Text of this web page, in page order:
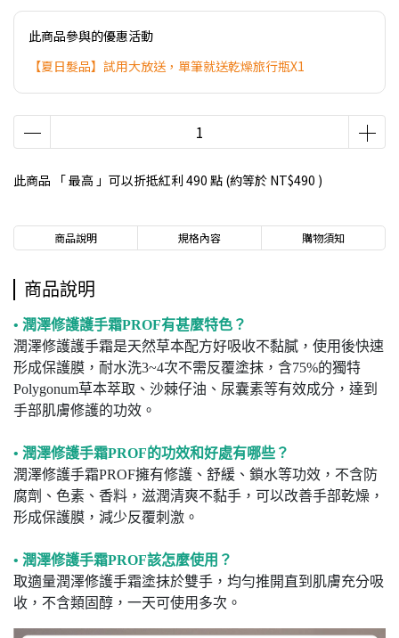
此商品參與的優惠活動
【夏日髮品】試用大放送，單筆就送乾燥旅行瓶X1
此商品 「 最高 」可以折抵紅利 490 點 (約等於 NT$490 )
商品說明 規格內容 購物須知
商品說明
• 潤澤修護護手霜PROF有甚麼特色？
潤澤修護護手霜是天然草本配方好吸收不黏膩，使用後快速
形成保護膜，耐水洗3~4次不需反覆塗抹，含75%的獨特
Polygonum草本萃取、沙棘仔油、尿囊素等有效成分，達到
手部肌膚修護的功效。
• 潤澤修護手霜PROF的功效和好處有哪些？
潤澤修護手霜PROF擁有修護、舒緩、鎖水等功效，不含防
腐劑、色素、香料，滋潤清爽不黏手，可以改善手部乾燥，
形成保護膜，減少反覆刺激。
• 潤澤修護手霜PROF該怎麼使用？
取適量潤澤修護手霜塗抹於雙手，均勻推開直到肌膚充分吸
收，不含類固醇，一天可使用多次。